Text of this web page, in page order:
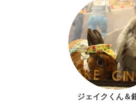
ジェイクくん＆